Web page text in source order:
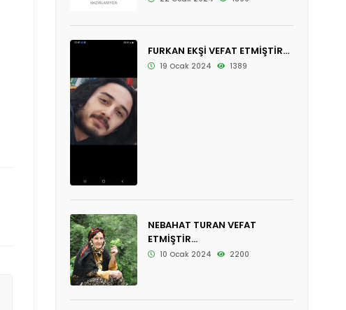
FURKAN EKŞİ VEFAT ETMİŞTİR...
19 Ocak 2024 1389
NEBAHAT TURAN VEFAT
ETMİŞTİR...
10 Ocak 2024 2200